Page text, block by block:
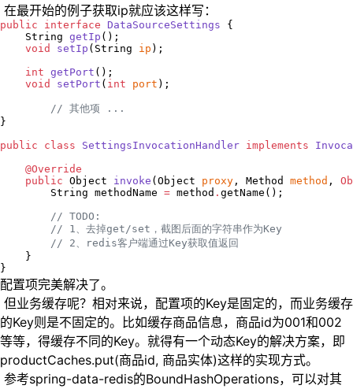
​ 在最开始的例子获取ip就应该这样写：
public interface DataSourceSettings {
String getIp ();
void
setIp ( String ip );
int getPort ();
void
setPort ( int port );
// 其他项 ...
}
public
class SettingsInvocationHandler implements
@Override
public Object invoke ( Object proxy , Method method ,
String methodName = method . getName();
// TODO:
// 1、去掉get/set，截图后面的字符串作为Key
// 2、redis客户端通过Key获取值返回
    }
}
配置项完美解决了。
​ 但业务缓存呢？相对来说，配置项的Key是固定的，而业务缓存
的Key则是不固定的。比如缓存商品信息，商品id为001和002
等等，得缓存不同的Key。就得有一个动态Key的解决方案，即
productCaches.put(商品id, 商品实体)这样的实现方式。
​ 参考spring-data-redis的BoundHashOperations，可以对其